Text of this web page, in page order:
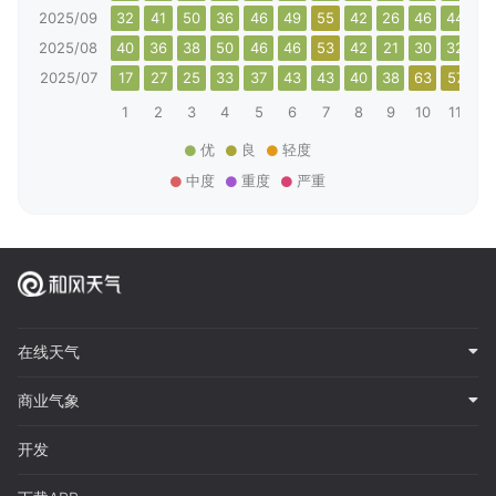
2025/09 32 41 50 36 46 49 55 42 26 46 44
2025/08
40 36 38 50 46 46 53 42 21 30 32
2025/07
17 27 25 33 37 43 43 40 38 63 57
1
2 3 4 5 6 7 8 9 10 11
优 良
轻度
中度
重度 严重
在线天气
商业气象
开发